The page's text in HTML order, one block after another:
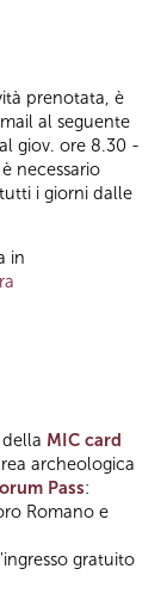
prenotata, è
al seguente
giov. ore 8.30 -
necessario
i giorni dalle
in
MIC card
archeologica
Pass:
Romano e
gratuito